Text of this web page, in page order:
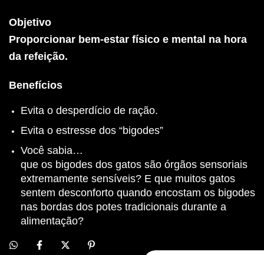
Objetivo
Proporcionar bem-estar físico e mental na hora
da refeição.
Benefícios
Evita o desperdício de ração.
Evita o estresse dos “bigodes”
Você sabia…
que os bigodes dos gatos são órgãos sensoriais
extremamente sensíveis? E que muitos gatos
sentem desconforto quando encostam os bigodes
nas bordas dos potes tradicionais durante a
alimentação?